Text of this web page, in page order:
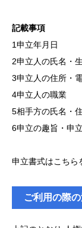
記載事項
1申立年月日
2申立人の氏名・
3申立人の住所・
4申立人の職業
5相手方の氏名・
6申立の趣旨・申
申立書式はこちら
ご利用の際